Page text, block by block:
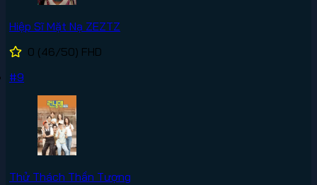
Hiệp Sĩ Mặt Nạ ZEZTZ
0 (46/50) FHD
#9
Thử Thách Thần Tượng